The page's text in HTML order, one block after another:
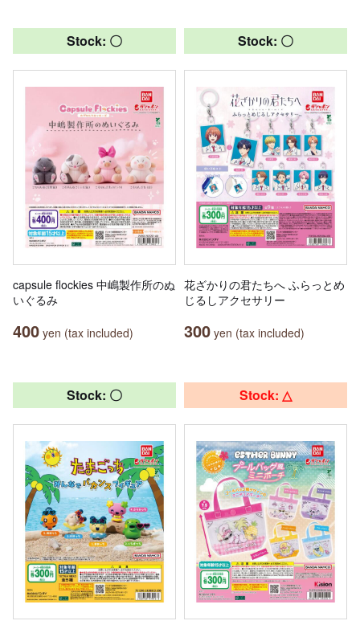
Stock: 〇
capsule flockies 中嶋製作所のぬ
いぐるみ
400 yen (tax included)
Stock: 〇
花ざかりの君たちへ ふらっとめ
じるしアクセサリー
300 yen (tax included)
Stock: 〇 Stock: △